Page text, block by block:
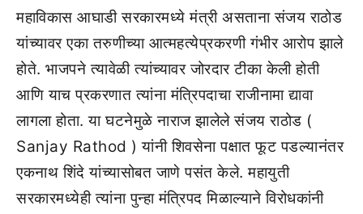
महाविकास आघाडी सरकारमध्ये मंत्री असताना संजय राठोड
यांच्यावर एका तरुणीच्या आत्महत्येप्रकरणी गंभीर आरोप झाले
होते. भाजपने त्यावेळी त्यांच्यावर जोरदार टीका केली होती
आणि याच प्रकरणात त्यांना मंत्रिपदाचा राजीनामा द्यावा
लागला होता. या घटनेमुळे नाराज झालेले संजय राठोड (
Sanjay Rathod ) यांनी शिवसेना पक्षात फूट पडल्यानंतर
एकनाथ शिंदे यांच्यासोबत जाणे पसंत केले. महायुती
सरकारमध्येही त्यांना पुन्हा मंत्रिपद मिळाल्याने विरोधकांनी